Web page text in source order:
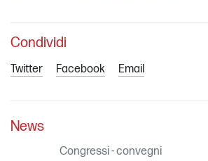
Condividi
Twitter Facebook Email
News
Congressi - convegni